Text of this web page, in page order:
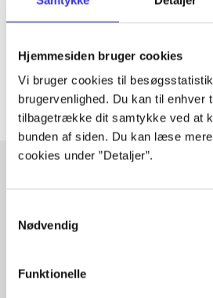
Hjemmesiden bruger cookies
Vi bruger cookies til
brugervenlighed. Du kan til enhver
tilbagetrække dit samtykke ved at
bunden af siden. Du kan læse
cookies under ”Detaljer”.
Nødvendig
Funktionelle
lorem ipsum dolor sit amet
Artiklerne i handler ofte om
Fra